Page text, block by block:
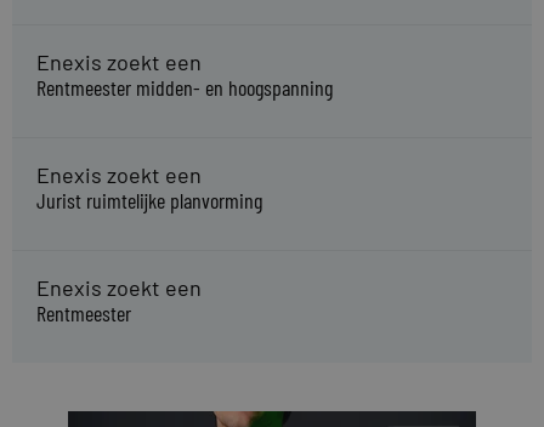
Enexis zoekt een
Rentmeester midden- en hoogspanning
Enexis zoekt een
Jurist ruimtelijke planvorming
Enexis zoekt een
Rentmeester